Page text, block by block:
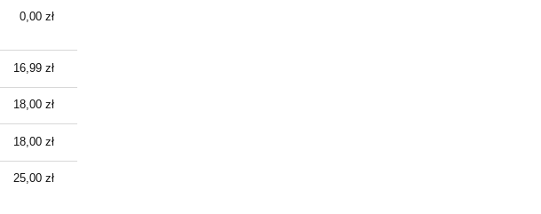
0,00 zł
16,99 zł
18,00 zł
18,00 zł
25,00 zł